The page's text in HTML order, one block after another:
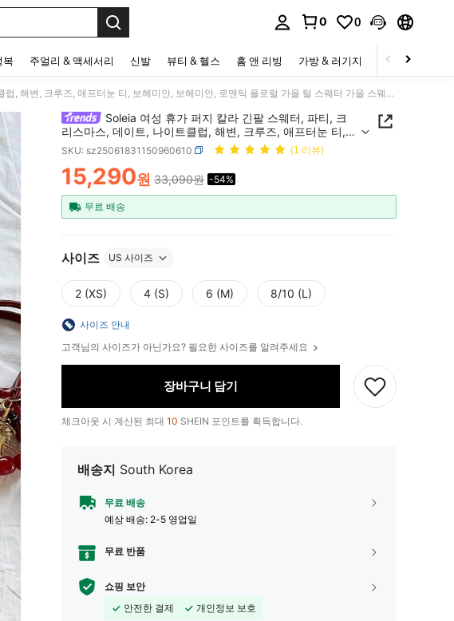
0 0
복 주얼리 & 액세서리 신발 뷰티 & 헬스 홈 앤 리빙 가방 & 러기지 스포츠 & 아웃
Soleia 여성 휴가 퍼지 칼라 긴팔 스웨터, 파티, 크리스마스, 데이트, 나이트클럽, 해변, 크루즈, 애프터눈 티, 보헤미안, 보헤미안, 로맨틱 플로럴 가을 털 스웨터 가을 스웨터에 적합
Soleia 여성 휴가 퍼지 칼라 긴팔 스웨터, 파티, 크
리스마스, 데이트, 나이트클럽, 해변, 크루즈, 애프터눈 티,
보헤미안, 보헤미안, 로맨틱 플로럴 가을 털 스웨터 가을 스
웨터에 적합
SKU: sz25061831150960610 (1 리뷰)
PRICE AND AVAILABILITY
15,290원 33,090원 -54%
무료 배송
사이즈 US 사이즈
2 (XS) 4 (S) 6 (M) 8/10 (L)
사이즈 안내
고객님의 사이즈가 아닌가요? 필요한 사이즈를 알려주세요
장바구니 담기
체크아웃 시 계산된 최대 10 SHEIN 포인트를 획득합니다.
배송지 South Korea
무료 배송
예상 배송: 2-5 영업일
무료 반품
쇼핑 보안
안전한 결제
개인정보 보호